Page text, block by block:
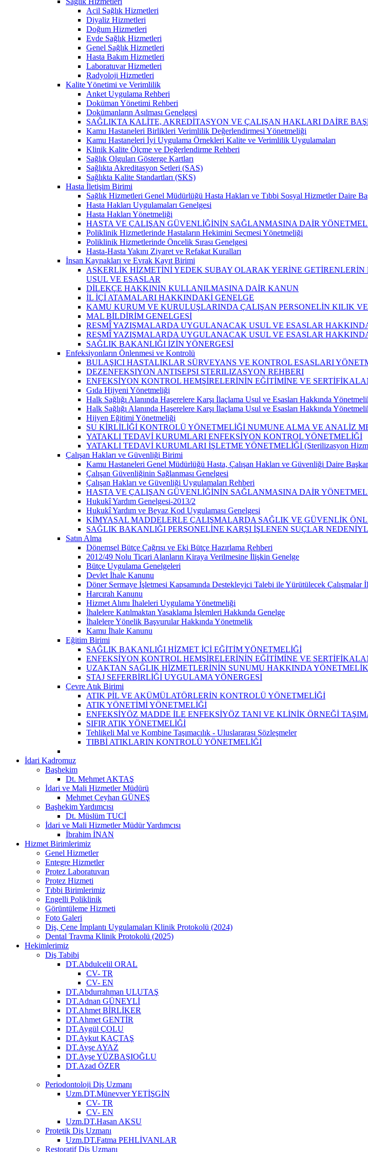
Acil Sağlık Hizmetleri
Diyaliz Hizmetleri
Doğum Hizmetleri
Evde Sağlık Hizmetleri
Genel Sağlık Hizmetleri
Hasta Bakım Hizmetleri
Laboratuvar Hizmetleri
Radyoloji Hizmetleri
Kalite Yönetimi ve Verimlilik
Anket Uygulama Rehberi
Doküman Yönetimi Rehberi
Dokümanların Asılması Genelgesi
SAĞLIKTA KALİTE, AKREDİTASYON VE ÇALIŞAN HAKLARI DAİRE
Kamu Hastaneleri Birlikleri Verimlilik Değerlendirmesi Yönetmeliği
Kamu Hastaneleri İyi Uygulama Örnekleri Kalite ve Verimlilik Uygulamaları
Klinik Kalite Ölçme ve Değerlendirme Rehberi
Sağlık Olguları Gösterge Kartları
Sağlıkta Akreditasyon Setleri (SAS)
Sağlıkta Kalite Standartları (SKS)
Hasta İletişim Birimi
Sağlık Hizmetleri Genel Müdürlüğü Hasta Hakları ve Tıbbi Sosyal Hizmetler Daire
Hasta Hakları Uygulamaları Genelgesi
Hasta Hakları Yönetmeliği
HASTA VE ÇALIŞAN GÜVENLİĞİNİN SAĞLANMASINA DAİR
Poliklinik Hizmetlerinde Hastaların Hekimini Seçmesi Yönetmeliği
Poliklinik Hizmetlerinde Öncelik Sırası Genelgesi
Hasta-Hasta Yakını Ziyaret ve Refakat Kuralları
İnsan Kaynakları ve Evrak Kayıt Birimi
ASKERLİK HİZMETİNİ YEDEK SUBAY OLARAK YERİNE
USUL VE ESASLAR
DİLEKÇE HAKKININ KULLANILMASINA DAİR KANUN
İL İÇİ ATAMALARI HAKKINDAKİ GENELGE
KAMU KURUM VE KURULUŞLARINDA ÇALIŞAN PERSONELİN KILIK
MAL BİLDİRİM GENELGESİ
RESMÎ YAZIŞMALARDA UYGULANACAK USUL VE ESASLAR
RESMÎ YAZIŞMALARDA UYGULANACAK USUL VE ESASLAR
SAĞLIK BAKANLIĞI İZİN YÖNERGESİ
Enfeksiyonların Önlenmesi ve Kontrolü
BULAŞICI HASTALIKLAR SÜRVEYANS VE KONTROL ESASLARI
DEZENFEKSIYON ANTISEPSI STERILIZASYON REHBERI
ENFEKSİYON KONTROL HEMŞİRELERİNİN EĞİTİMİNE VE
Gıda Hijyeni Yönetmeliği
Halk Sağlığı Alanında Haşerelere Karşı İlaçlama Usul ve Esasları Hakkında
Halk Sağlığı Alanında Haşerelere Karşı İlaçlama Usul ve Esasları Hakkında
Hijyen Eğitimi Yönetmeliği
SU KİRLİLİĞİ KONTROLÜ YÖNETMELİĞİ NUMUNE ALMA VE ANALİZ
YATAKLI TEDAVİ KURUMLARI ENFEKSİYON KONTROL YÖNETMELİĞİ
YATAKLI TEDAVİ KURUMLARI İŞLETME YÖNETMELİĞİ (Sterilizasyon
Çalışan Hakları ve Güvenliği Birimi
Kamu Hastaneleri Genel Müdürlüğü Hasta, Çalışan Hakları ve Güvenliği Daire
Çalışan Güvenliğinin Sağlanması Genelgesi
Çalışan Hakları ve Güvenliği Uygulamaları Rehberi
HASTA VE ÇALIŞAN GÜVENLİĞİNİN SAĞLANMASINA DAİR
Hukukî Yardım Genelgesi-2013/2
Hukukî Yardım ve Beyaz Kod Uygulaması Genelgesi
KİMYASAL MADDELERLE ÇALIŞMALARDA SAĞLIK VE GÜVENLİK
SAĞLIK BAKANLIĞI PERSONELİNE KARŞI İŞLENEN SUÇLAR
Satın Alma
Dönemsel Bütçe Çağrısı ve Eki Bütçe Hazırlama Rehberi
2012/49 Nolu Ticari Alanların Kiraya Verilmesine İlişkin Genelge
Bütçe Uygulama Genelgeleri
Devlet İhale Kanunu
Döner Sermaye İşletmesi Kapsamında Destekleyici Talebi ile Yürütülecek
Harcırah Kanunu
Hizmet Alımı İhaleleri Uygulama Yönetmeliği
İhalelere Katılmaktan Yasaklama İşlemleri Hakkında Genelge
İhalelere Yönelik Başvurular Hakkında Yönetmelik
Kamu İhale Kanunu
Eğitim Birimi
SAĞLIK BAKANLIĞI HİZMET İÇİ EĞİTİM YÖNETMELİĞİ
ENFEKSİYON KONTROL HEMŞİRELERİNİN EĞİTİMİNE VE
UZAKTAN SAĞLIK HİZMETLERİNİN SUNUMU HAKKINDA YÖNETMELİK
STAJ SEFERBİRLİĞİ UYGULAMA YÖNERGESİ
Çevre Atık Birimi
ATIK PİL VE AKÜMÜLATÖRLERİN KONTROLÜ YÖNETMELİĞİ
ATIK YÖNETİMİ YÖNETMELİĞİ
ENFEKSİYÖZ MADDE İLE ENFEKSİYÖZ TANI VE KLİNİK ÖRNEĞİ
SIFIR ATIK YÖNETMELİĞİ
Tehlikeli Mal ve Kombine Taşımacılık - Uluslararası Sözleşmeler
TIBBİ ATIKLARIN KONTROLÜ YÖNETMELİĞİ
İdari Kadromuz
Başhekim
Dt. Mehmet AKTAŞ
İdari ve Mali Hizmetler Müdürü
Mehmet Ceyhan GÜNEŞ
Başhekim Yardımcısı
Dt. Müslüm TUCİ
İdari ve Mali Hizmetler Müdür Yardımcısı
İbrahim İNAN
Hizmet Birimlerimiz
Genel Hizmetler
Entegre Hizmetler
Protez Laboratuvarı
Protez Hizmeti
Tıbbi Birimlerimiz
Engelli Poliklinik
Görüntüleme Hizmeti
Foto Galeri
Diş, Çene İmplantı Uygulamaları Klinik Protokolü (2024)
Dental Travma Klinik Protokolü (2025)
Hekimlerimiz
Diş Tabibi
DT.Abdulcelil ORAL
CV- TR
CV- EN
DT.Abdurrahman ULUTAŞ
DT.Adnan GÜNEYLİ
DT.Ahmet BİRLİKER
DT.Ahmet GENTİR
DT.Aygül ÇOLU
DT.Aykut KAÇTAŞ
DT.Ayşe AYAZ
DT.Ayşe YÜZBAŞIOĞLU
DT.Azad ÖZER
Periodontoloji Diş Uzmanı
Uzm.DT.Münevver YETİŞGİN
CV- TR
CV- EN
Uzm.DT.Hasan AKSU
Protetik Diş Uzmanı
Uzm.DT.Fatma PEHLİVANLAR
Restoratif Diş Uzmanı